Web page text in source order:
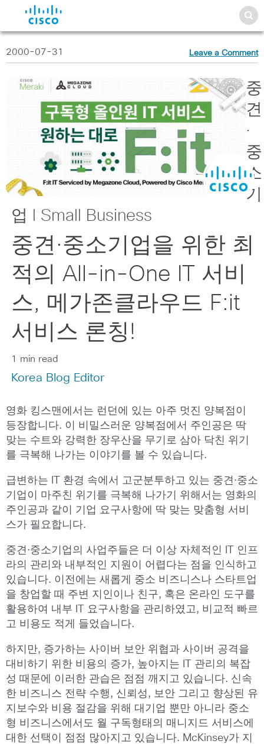
2000-07-31 Leave a Comment
중
견
·
중
소
기
업 l Small Business
중견·중소기업을 위한 최
적의 All-in-One IT 서비
스, 메가존클라우드 F:it
서비스 론칭!
1 min read
Korea Blog Editor
영화 킹스맨에서는 런던에 있는 아주 멋진 양복점이
등장합니다. 이 비밀스러운 양복점에서 주인공은 딱
맞는 수트와 강력한 장우산을 무기로 삼아 닥친 위기
를 극복해 나가는 이야기를 볼 수 있습니다.
급변하는 IT 환경 속에서 고군분투하고 있는 중견·중소
기업이 마주친 위기를 극복해 나가기 위해서는 영화의
주인공과 같이 기업 요구사항에 딱 맞는 맞춤형 서비
스가 필요합니다.
중견·중소기업의 사업주들은 더 이상 자체적인 IT 인프
라의 관리와 내부적인 지원이 어렵다는 점을 인식하고
있습니다. 이전에는 새롭게 중소 비즈니스나 스타트업
을 창업할 때 주변 지인이나 친구, 혹은 온라인 도구를
활용하여 내부 IT 요구사항을 관리하였고, 비교적 빠르
고 비용도 적게 들었습니다.
하지만, 증가하는 사이버 보안 위협과 사이버 공격을
대비하기 위한 비용의 증가, 높아지는 IT 관리의 복잡
성 때문에 이러한 관습은 점점 깨지고 있습니다. 신속
한 비즈니스 전략 수행, 신뢰성, 보안 그리고 향상된 유
지보수와 비용 절감을 위해 대기업 뿐만 아니라 중소
형 비즈니스에서도 월 구독형태의 매니지드 서비스에
대한 선택이 점점 많아지고 있습니다. McKinsey가 지